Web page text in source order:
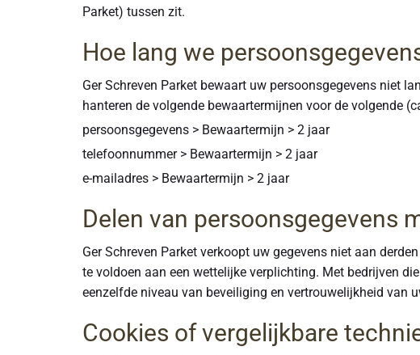
Parket) tussen zit.
Hoe lang we
Ger Schreven Parket bewaart uw persoonsgegevens niet
hanteren de volgende bewaartermijnen voor de volgende
persoonsgegevens > Bewaartermijn > 2 jaar
telefoonnummer > Bewaartermijn > 2 jaar
e-mailadres > Bewaartermijn > 2 jaar
Delen van persoonsgegevens
Ger Schreven Parket verkoopt uw gegevens niet aan
te voldoen aan een wettelijke verplichting. Met bedrijven
eenzelfde niveau van beveiliging en vertrouwelijkheid van
Cookies of vergelijkbare